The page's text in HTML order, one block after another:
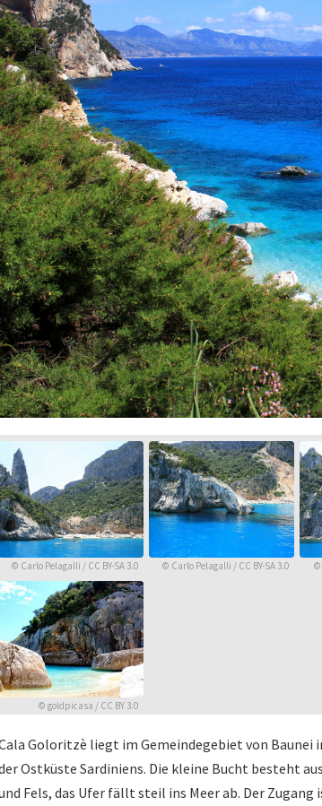
© Carlo Pelagalli / CC BY-SA 3.0 © Carlo Pelagalli / CC BY-SA 3.0 ©
©goldpicasa / CC BY 3.0
Goloritzè liegt im Gemeindegebiet von Baunei
Ostküste Sardiniens. Die kleine Bucht besteht
Fels, das Ufer fällt steil ins Meer ab. Der Zugang